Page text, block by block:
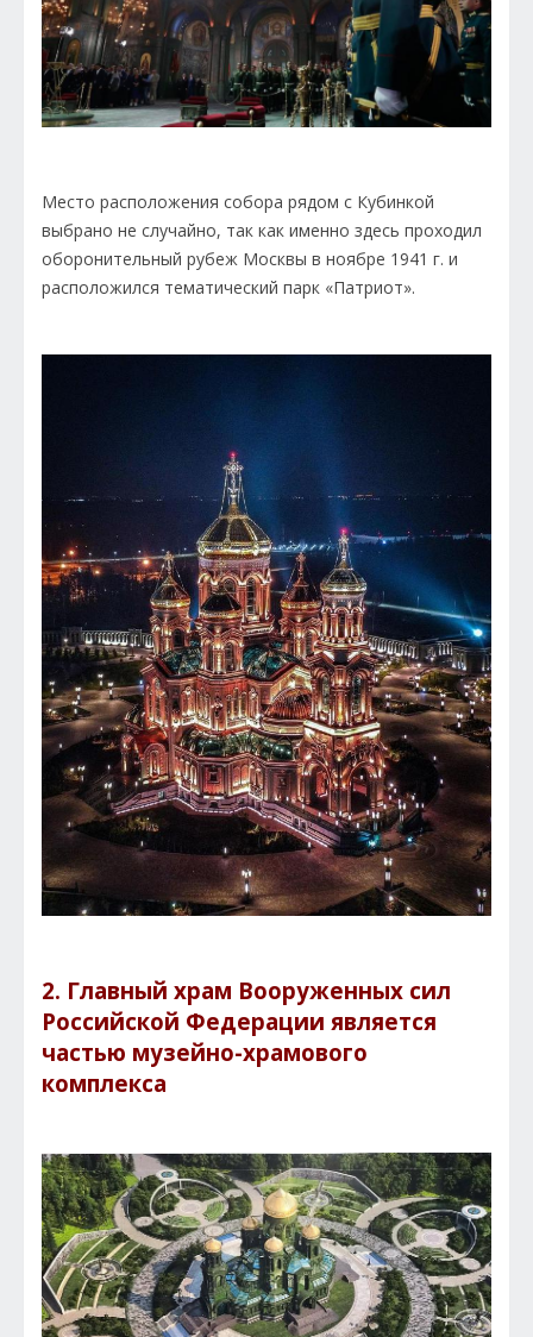
Место расположения собора рядом с Кубинкой
выбрано не случайно, так как именно здесь проходил
оборонительный рубеж Москвы в ноябре 1941 г. и
расположился тематический парк «Патриот».
2. Главный храм Вооруженных сил
Российской Федерации является
частью музейно-храмового
комплекса